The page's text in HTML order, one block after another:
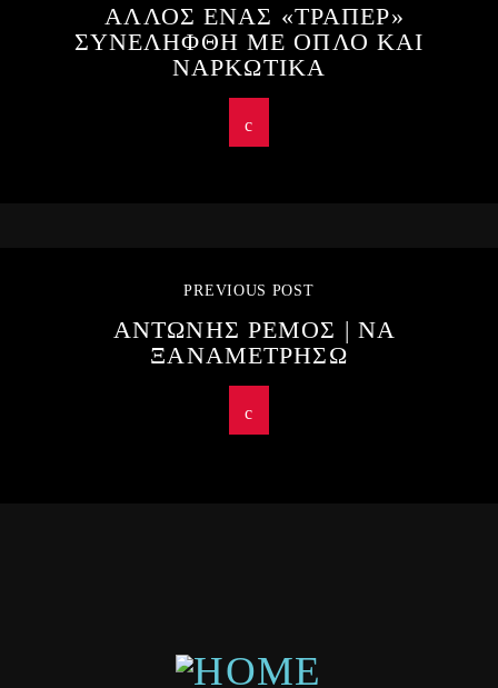
ΑΛΛΟΣ ΕΝΑΣ «ΤΡΑΠΕΡ»
ΣΥΝΕΛΗΦΘΗ ΜΕ ΟΠΛΟ ΚΑΙ
ΝΑΡΚΩΤΙΚΑ
PREVIOUS POST
ΑΝΤΩΝΗΣ ΡΕΜΟΣ | ΝΑ
ΞΑΝΑΜΕΤΡΗΣΩ